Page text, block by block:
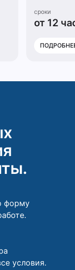
сроки
от 12
форму
условия.